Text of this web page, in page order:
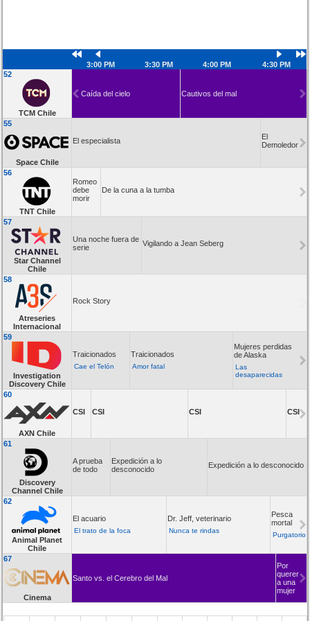
3:00 PM 3:30 PM 4:00 PM
4:30 PM
52
TCM Chile
Caída del cielo Cautivos del mal
55
Space Chile
El especialista
El
Demoledor
56
TNT Chile
Romeo
debe
morir
De la cuna a la tumba
57
Star Channel
Chile
Una noche fuera de
serie
Vigilando a Jean Seberg
58
Atreseries
Internacional
Rock Story
59
Investigation
Discovery Chile
Traicionados
Cae el Telón
Traicionados
Amor fatal
Mujeres perdidas
de Alaska
Las
desaparecidas
60
AXN Chile
CSI CSI CSI CSI
61
Discovery
Channel Chile
A prueba
de todo
Expedición a lo
desconocido
Expedición a lo desconocido
62
Animal Planet
Chile
El acuario
El trato de la foca
Dr. Jeff, veterinario
Nunca te rindas
Pesca
mortal
Purgatorio
67
Cinema
Santo vs. el Cerebro del Mal
Por
querer
a una
mujer